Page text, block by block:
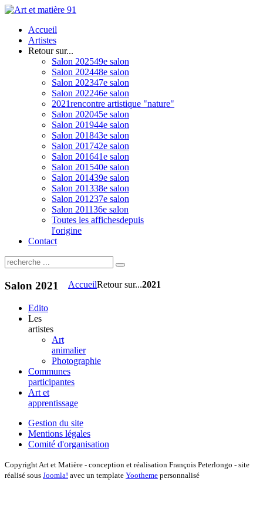
Accueil
Artistes
Retour sur...
Salon 202549e salon
Salon 202448e salon
Salon 202347e salon
Salon 202246e salon
2021rencontre artistique "nature"
Salon 202045e salon
Salon 201944e salon
Salon 201843e salon
Salon 201742e salon
Salon 201641e salon
Salon 201540e salon
Salon 201439e salon
Salon 201338e salon
Salon 201237e salon
Salon 201136e salon
Toutes les affichesdepuis
l'origine
Contact
AccueilRetour sur...2021
Salon 2021
Edito
Les
artistes
Art
animalier
Photographie
Communes
participantes
Art et
apprentissage
Gestion du site
Mentions légales
Comité d'organisation
Copyright Art et Matière - conception et réalisation François Peterlongo - site
réalisé sous Joomla! avec un template Yootheme personnalisé